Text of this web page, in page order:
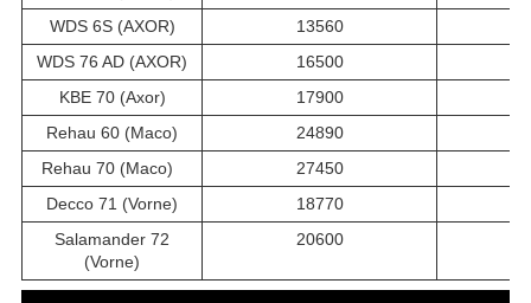
WDS 6S (AXOR)
13560
WDS 76 AD (AXOR)
16500
KBE 70 (Axor)
17900
Rehau 60 (Maco)
24890
Rehau 70 (Maco)
27450
Decco 71 (Vorne)
18770
Salamander 72
(Vorne)
20600